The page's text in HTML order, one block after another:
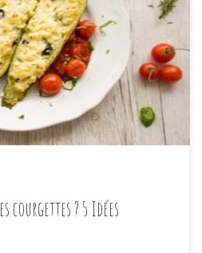
de recettes que peuvent
courgettes, légumes
sont une véritable aubaine en
et leur texture tendre en
pour de nombreuses
vous […]
courgettes ? 5 Idées